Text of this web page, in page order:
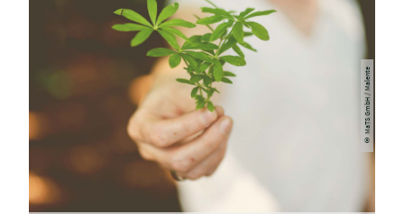
© MaTS GmbH / Malente